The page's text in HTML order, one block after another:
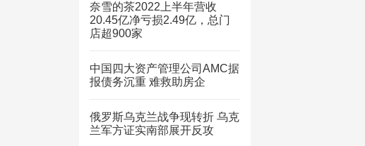
奈雪的茶2022上半年营收
20.45亿净亏损2.49亿，总门
店超900家
中国四大资产管理公司AMC据
报债务沉重 难救助房企
俄罗斯乌克兰战争现转折 乌克
兰军方证实南部展开反攻